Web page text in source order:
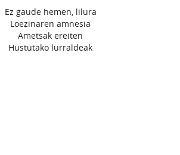
Ez gaude hemen, lilura
Loezinaren amnesia
Ametsak ereiten
Hustutako lurraldeak